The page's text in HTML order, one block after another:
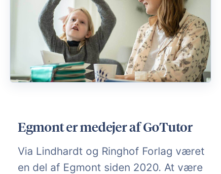
Egmont er medejer af GoTutor
Via Lindhardt og Ringhof Forlag været
en del af Egmont siden 2020. At være